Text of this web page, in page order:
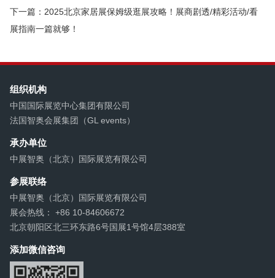
下一篇：2025北京家居展保姆级逛展攻略！展商剧透/精彩活动/看
展指南一篇就够！
组织机构
中国国际展览中心集团有限公司
法国智奥会展集团（GL events）
承办单位
中展智奥（北京）国际展览有限公司
参展联络
中展智奥（北京）国际展览有限公司
展会热线： +86 10-84606672
北京朝阳区北三环东路6号国展1号馆4层388室
添加微信咨询